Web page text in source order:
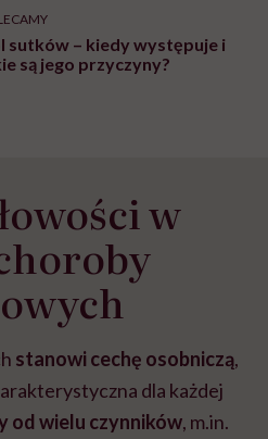
pracy
sutków – kiedy występuje i
są jego przyczyny?
w
stanowi cechę osobniczą,
dla każdej
od wielu czynników, m.in.